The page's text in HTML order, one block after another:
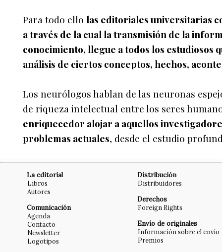
Para todo ello las editoriales universitarias
a través de la cual la transmisión de la
conocimiento, llegue a todos los
análisis de ciertos conceptos, hechos,
Los neurólogos hablan de las neuronas
de riqueza intelectual entre los seres
enriquecedor alojar a aquellos
problemas actuales, desde el estudio
La editorial
Libros
Autores
Comunicación
Agenda
Contacto
Newsletter
Logotipos
Distribución
Distribuidores
Derechos
Foreign Rights
Envío de originales
Información sobre el envío
Premios